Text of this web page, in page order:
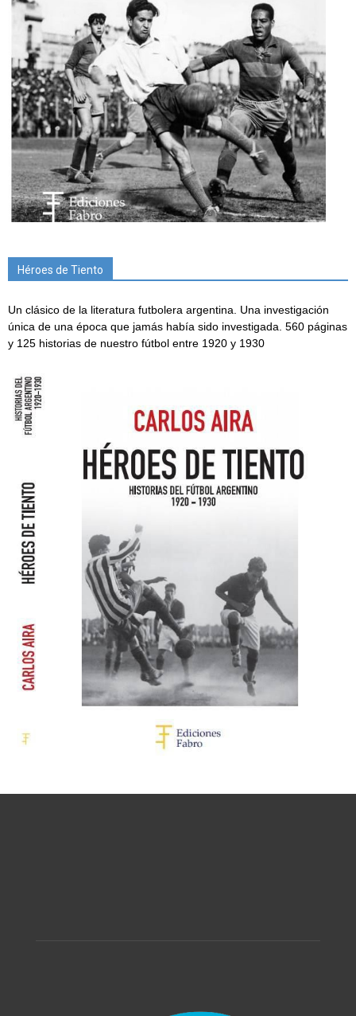
Héroes de Tiento
Un clásico de la literatura futbolera argentina. Una investigación
única de una época que jamás había sido investigada. 560 páginas
y 125 historias de nuestro fútbol entre 1920 y 1930